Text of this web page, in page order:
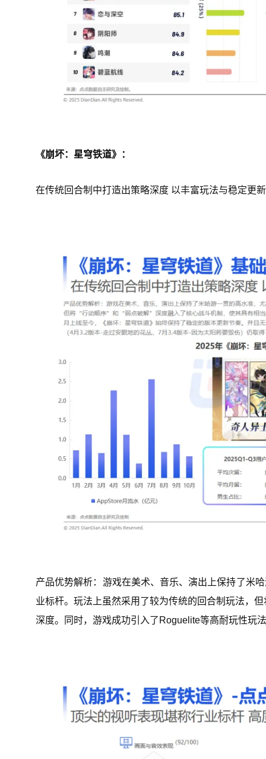
《崩坏：星穹铁道》：
在传统回合制中打造出策略深度 以丰富玩法与稳定更
产品优势解析：游戏在美术、音乐、演出上保持了米
业标杆。玩法上虽然采用了较为传统的回合制玩法，
深度。同时，游戏成功引入了Roguelite等高耐玩性玩